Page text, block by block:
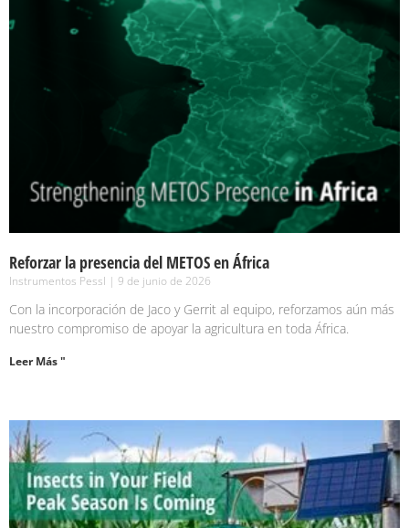
Reforzar la presencia del METOS en África
Instrumentos Pessl 9 de junio de 2026
Con la incorporación de Jaco y Gerrit al equipo, reforzamos aún más
nuestro compromiso de apoyar la agricultura en toda África.
Leer Más "